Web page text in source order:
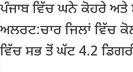
ਪੰਜਾਬ ਵਿੱਚ ਘਨੇ ਕੋਹਰੇ ਅਤੇ
ਅਲਰਟ:ਚਾਰ ਜਿਲਾਂ ਵਿੱਚ
ਵਿੱਚ ਸਭ ਤੋਂ ਘੱਟ 4.2